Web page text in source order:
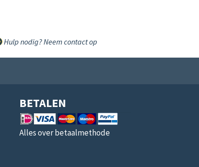
Hulp nodig? Neem contact op
BETALEN
Alles over betaalmethode